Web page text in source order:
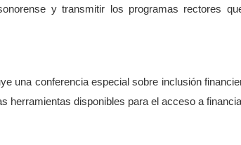
y transmitir los programas rectores
una conferencia especial sobre inclusión
herramientas disponibles para el acceso a